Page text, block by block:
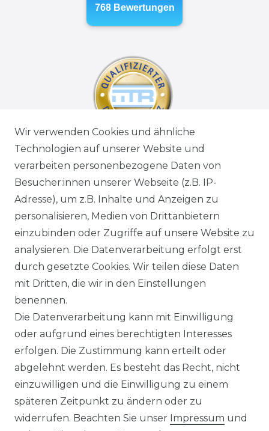
Wir verwenden Cookies und ähnliche
Technologien auf unserer Website und
verarbeiten personenbezogene Daten von
Besucher:innen unserer Webseite (z.B. IP-
Adresse), um z.B. Inhalte und Anzeigen zu
personalisieren, Medien von Drittanbietern
einzubinden oder Zugriffe auf unsere Website zu
analysieren. Die Datenverarbeitung erfolgt erst
durch gesetzte Cookies. Wir teilen diese Daten
mit Dritten, die wir in den Einstellungen
benennen.
Die Datenverarbeitung kann mit Einwilligung
oder aufgrund eines berechtigten Interesses
erfolgen. Die Zustimmung kann erteilt oder
abgelehnt werden. Es besteht das Recht, nicht
einzuwilligen und die Einwilligung zu einem
späteren Zeitpunkt zu ändern oder zu
widerrufen. Beachten Sie unser Impressum und